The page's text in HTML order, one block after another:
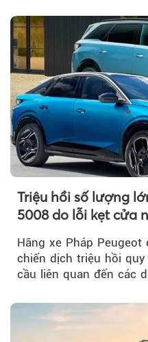
Triệu hồi số lượng
5008 do lỗi kẹt cửa
Hãng xe Pháp
chiến dịch triệu hồi
cầu liên quan đến các